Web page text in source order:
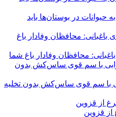
حیوانات در بوستان‌ها باید
محافظان وفادار باغ شما
با سم قوی ساس‌کش بدون تخلیه
قزوین